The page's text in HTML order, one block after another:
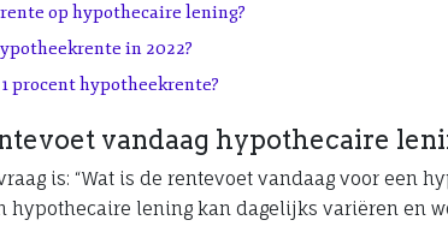
op hypothecaire lening?
in 2022?
procent hypotheekrente?
vandaag hypothecaire
is: “Wat is de rentevoet vandaag voor een
hypothecaire lening kan dagelijks variëren en